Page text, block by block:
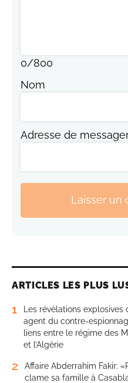
0/800
Nom
Adresse de
Laisser un
ARTICLES LES PLUS
1
Les révélations
agent du contre-
liens entre le régime des
et l’Algérie
2
Affaire Abderrahim Fakir:
clame sa famille à